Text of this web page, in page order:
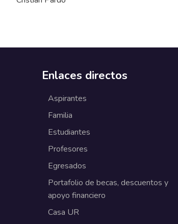
Enlaces directos
Aspirantes
Familia
Estudiantes
Profesores
Egresados
Portafolio de becas, descuentos y
apoyo financiero
Casa UR